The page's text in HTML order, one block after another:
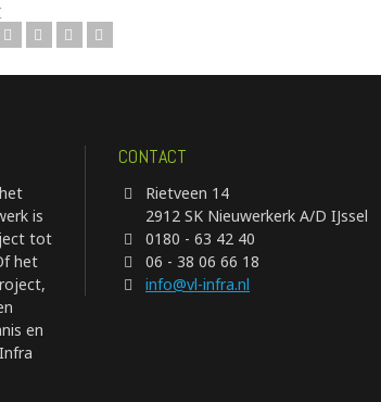
is
tot
het
en
CONTACT
Rietveen 14
2912 SK Nieuwerkerk A/D IJssel
0180 - 63 42 40
06 - 38 06 66 18
info@vl-infra.nl